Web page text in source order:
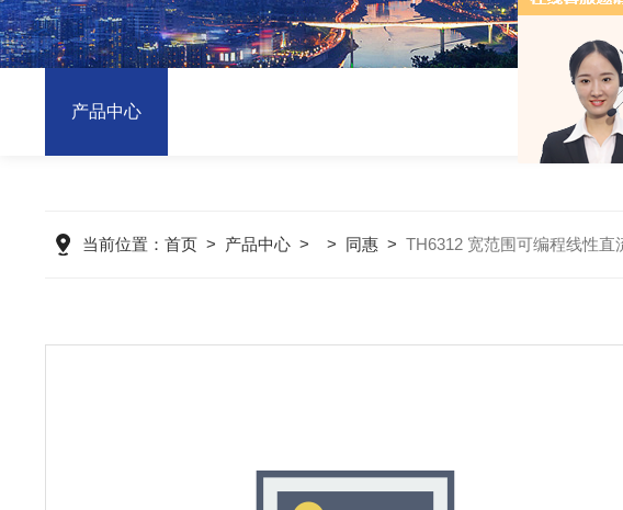
产品中心
当前位置： 首页> 产品中心> > 同惠> TH6312 宽范围可编程线性直